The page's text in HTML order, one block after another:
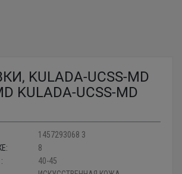
KULADA-UCSS-MD
KULADA-UCSS-MD
1457293068 3
8
40-45